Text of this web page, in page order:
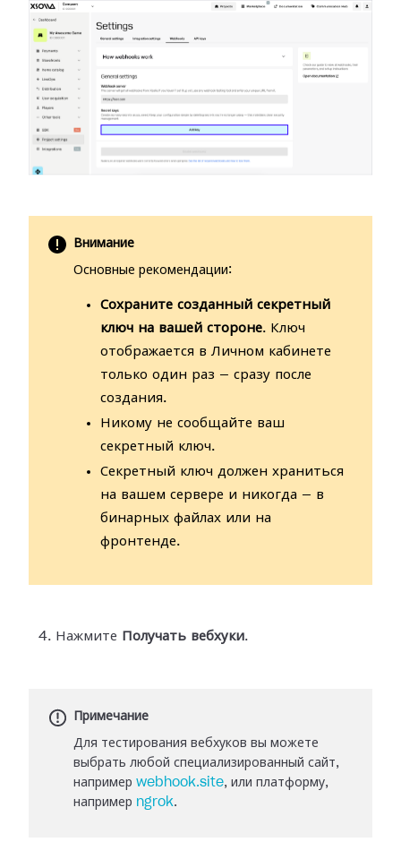
Внимание
Основные рекомендации:
Сохраните созданный секретный
ключ на вашей стороне. Ключ
отображается в Личном кабинете
только один раз — сразу после
создания.
Никому не сообщайте ваш
секретный ключ.
Секретный ключ должен храниться
на вашем сервере и никогда — в
бинарных файлах или на
фронтенде.
Нажмите Получать вебхуки.
Примечание
Для тестирования вебхуков вы можете
выбрать любой специализированный сайт,
например webhook.site, или платформу,
например ngrok.